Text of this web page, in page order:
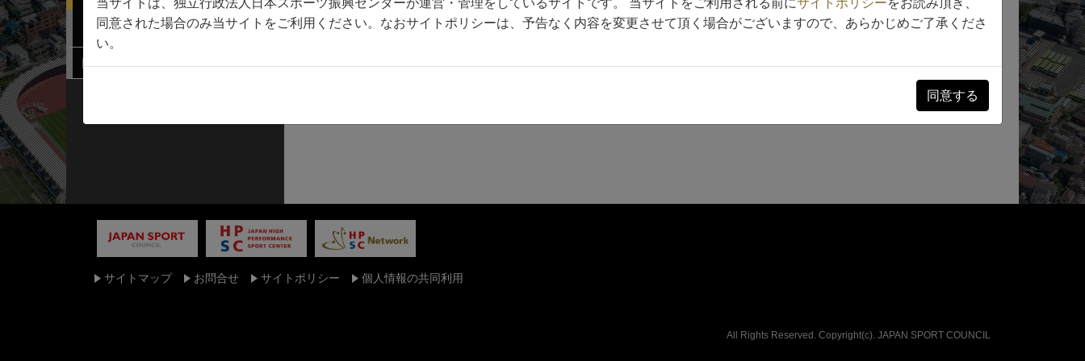
連携機関検索
サイトマップ お問合せ サイトポリシー 個人情報の共同利用
All Rights Reserved. Copyright(c). JAPAN SPORT COUNCIL
同意された場合のみ当サイトをご利用ください。なおサイトポリシーは、予告なく内容を変更させて頂く場合がございますので、あらかじめご了承くださ
い。
同意する